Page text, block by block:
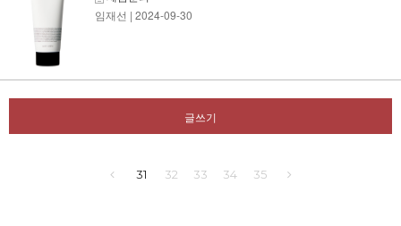
임재선 | 2024-09-30
글쓰기
31 32 33 34 35